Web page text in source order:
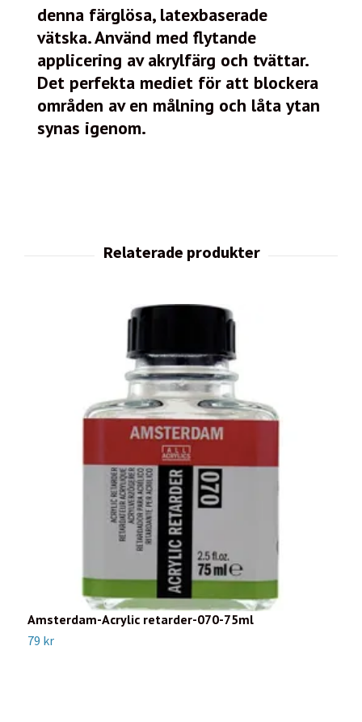
denna färglösa, latexbaserade
vätska. Använd med flytande
applicering av akrylfärg och tvättar.
Det perfekta mediet för att blockera
områden av en målning och låta ytan
synas igenom.
Amsterdam-Acrylic retarder-070-75ml
79 kr